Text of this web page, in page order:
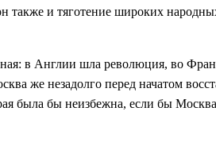
также и тяготение широких
в Англии шла революция, во
же незадолго перед начатом
была бы неизбежна, если бы